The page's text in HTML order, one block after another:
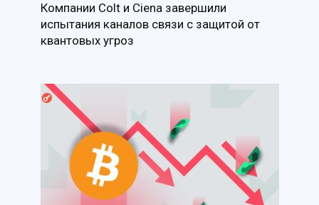
Компании Colt и Ciena завершили
испытания каналов связи с защитой от
квантовых угроз